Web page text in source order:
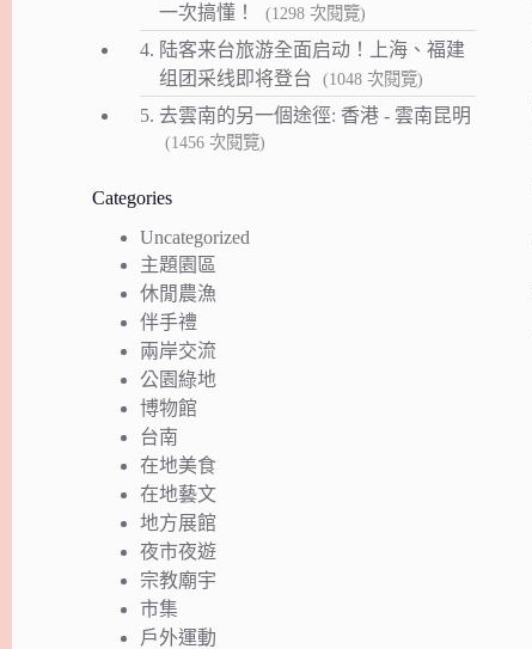
一次搞懂！
(1298 次閱覽)
4. 陆客来台旅游全面启动！上海、福建
组团采线即将登台
(1048 次閱覽)
5. 去雲南的另一個途徑: 香港 - 雲南昆明
(1456 次閱覽)
Categories
Uncategorized
主題園區
休閒農漁
伴手禮
兩岸交流
公園綠地
博物館
台南
在地美食
在地藝文
地方展館
夜市夜遊
宗教廟宇
市集
戶外運動